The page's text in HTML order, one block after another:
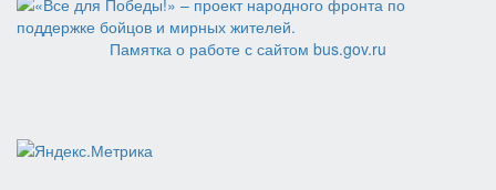
Памятка о работе с сайтом bus.gov.ru